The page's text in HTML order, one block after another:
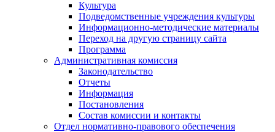
Культура
Подведомственные учреждения культуры
Информационно-методические материалы
Переход на другую страницу сайта
Программа
Административная комиссия
Законодательство
Отчеты
Информация
Постановления
Состав комиссии и контакты
Отдел нормативно-правового обеспечения